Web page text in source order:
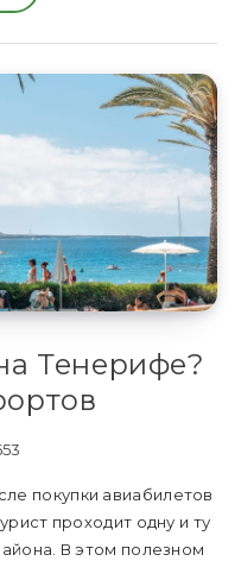
Тенерифе?
покупки авиабилетов
проходит одну и ту
В этом полезном